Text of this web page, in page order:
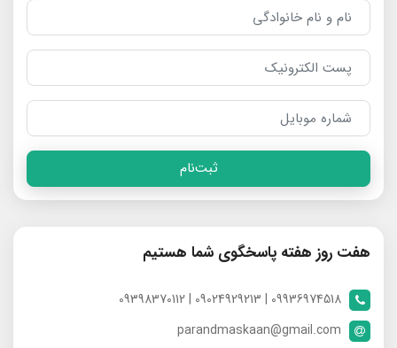
ثبت‌نام
هفت روز هفته پاسخگوی شما هستیم
09936974518 | 09024929213 | 09398370112
parandmaskaan@gmail.com